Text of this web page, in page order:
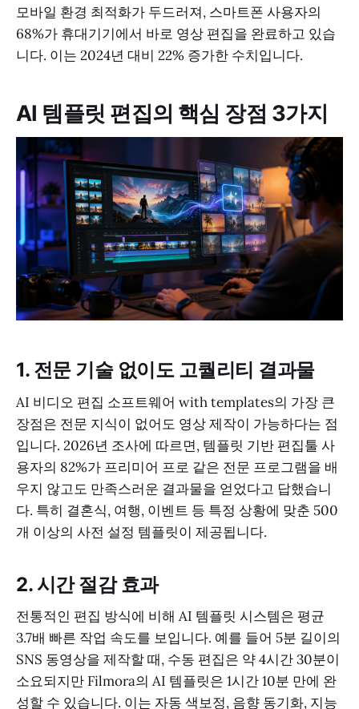
모바일 환경 최적화가 두드러져, 스마트폰 사용자의
68%가 휴대기기에서 바로 영상 편집을 완료하고 있습
니다. 이는 2024년 대비 22% 증가한 수치입니다.
AI 템플릿 편집의 핵심 장점 3가지
1. 전문 기술 없이도 고퀄리티 결과물
AI 비디오 편집 소프트웨어 with templates의 가장 큰
장점은 전문 지식이 없어도 영상 제작이 가능하다는 점
입니다. 2026년 조사에 따르면, 템플릿 기반 편집툴 사
용자의 82%가 프리미어 프로 같은 전문 프로그램을 배
우지 않고도 만족스러운 결과물을 얻었다고 답했습니
다. 특히 결혼식, 여행, 이벤트 등 특정 상황에 맞춘 500
개 이상의 사전 설정 템플릿이 제공됩니다.
2. 시간 절감 효과
전통적인 편집 방식에 비해 AI 템플릿 시스템은 평균
3.7배 빠른 작업 속도를 보입니다. 예를 들어 5분 길이의
SNS 동영상을 제작할 때, 수동 편집은 약 4시간 30분이
소요되지만 Filmora의 AI 템플릿은 1시간 10분 만에 완
성할 수 있습니다. 이는 자동 색보정, 음향 동기화, 지능